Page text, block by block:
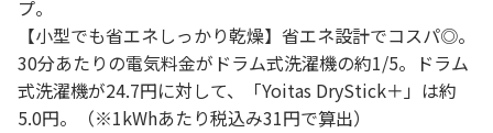
プ。
【小型でも省エネしっかり乾燥】省エネ設計でコスパ◎。
30分あたりの電気料金がドラム式洗濯機の約1/5。ドラム
式洗濯機が24.7円に対して、「Yoitas DryStick＋」は約
5.0円。（※1kWhあたり税込み31円で算出）